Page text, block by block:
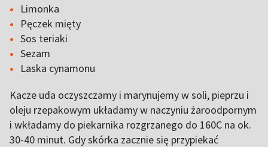
Limonka
Pęczek mięty
Sos teriaki
Sezam
Laska cynamonu
Kacze uda oczyszczamy i marynujemy w soli, pieprzu i
oleju rzepakowym układamy w naczyniu żaroodpornym
i wkładamy do piekarnika rozgrzanego do 160C na ok.
30-40 minut. Gdy skórka zacznie się przypiekać